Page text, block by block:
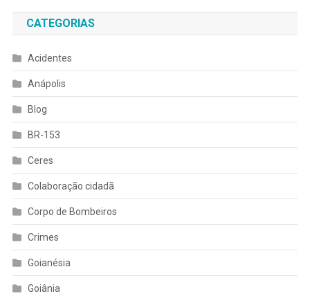
CATEGORIAS
Acidentes
Anápolis
Blog
BR-153
Ceres
Colaboração cidadã
Corpo de Bombeiros
Crimes
Goianésia
Goiânia